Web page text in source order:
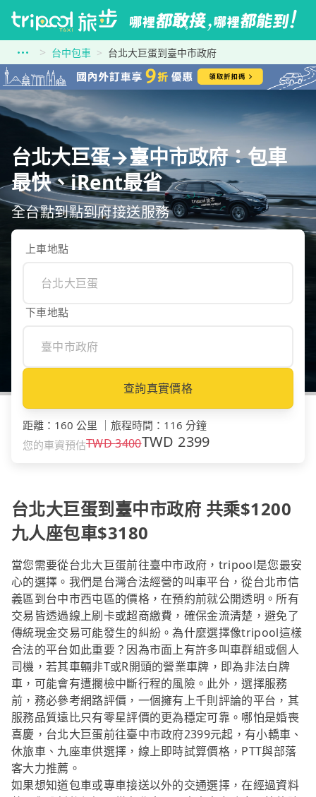
台中包車 台北大巨蛋到臺中市政府
台北大巨蛋→臺中市政府：包車
最快、iRent最省
全台點到點到府接送服務
上車地點
下車地點
查詢真實價格
距離 ： 160 公里 旅程時間 ： 116 分鐘
您的車資預估TWD3400TWD 2399
台北大巨蛋到臺中市政府 共乘$1200
九人座包車$3180
當您需要從台北大巨蛋前往臺中市政府，tripool是您最安
心的選擇。我們是台灣合法經營的叫車平台，從台北市信
義區到台中市西屯區的價格，在預約前就公開透明。所有
交易皆透過線上刷卡或超商繳費，確保金流清楚，避免了
傳統現金交易可能發生的糾紛。為什麼選擇像tripool這樣
合法的平台如此重要？因為市面上有許多叫車群組或個人
司機，若其車輛非T或R開頭的營業車牌，即為非法白牌
車，可能會有遭攔檢中斷行程的風險。此外，選擇服務
前，務必參考網路評價，一個擁有上千則評論的平台，其
服務品質遠比只有零星評價的更為穩定可靠。哪怕是婚喪
喜慶，台北大巨蛋前往臺中市政府2399元起，有小轎車、
休旅車、九座車供選擇，線上即時試算價格，PTT與部落
客大力推薦。
如果想知道包車或專車接送以外的交通選擇，在經過資料